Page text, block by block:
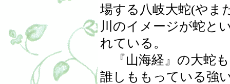
場する八岐大蛇(やま
川のイメージが蛇と
れている。
『山海経』の大蛇
誰しももっている強